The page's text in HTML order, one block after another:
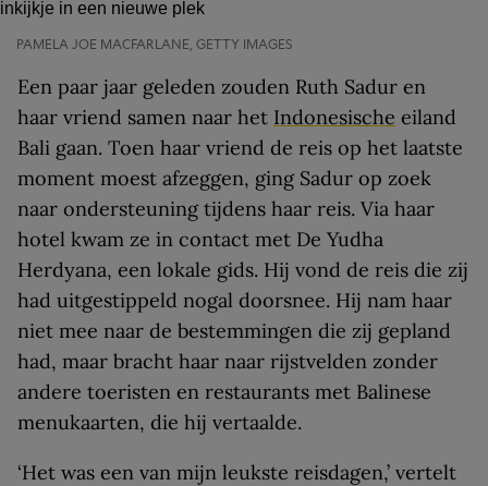
PAMELA JOE MACFARLANE, GETTY IMAGES
Een paar jaar geleden zouden Ruth Sadur en
haar vriend samen naar het Indonesische eiland
Bali gaan. Toen haar vriend de reis op het laatste
moment moest afzeggen, ging Sadur op zoek
naar ondersteuning tijdens haar reis. Via haar
hotel kwam ze in contact met De Yudha
Herdyana, een lokale gids. Hij vond de reis die zij
had uitgestippeld nogal doorsnee. Hij nam haar
niet mee naar de bestemmingen die zij gepland
had, maar bracht haar naar rijstvelden zonder
andere toeristen en restaurants met Balinese
menukaarten, die hij vertaalde.
‘Het was een van mijn leukste reisdagen,’ vertelt